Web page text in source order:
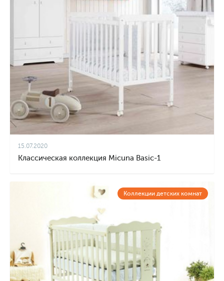
15.07.2020
Классическая коллекция Micuna Basic-1
Коллекции детских комнат